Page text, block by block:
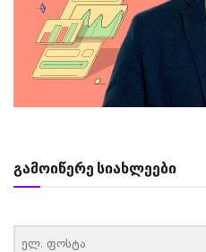
გამოიწერე სიახლეები